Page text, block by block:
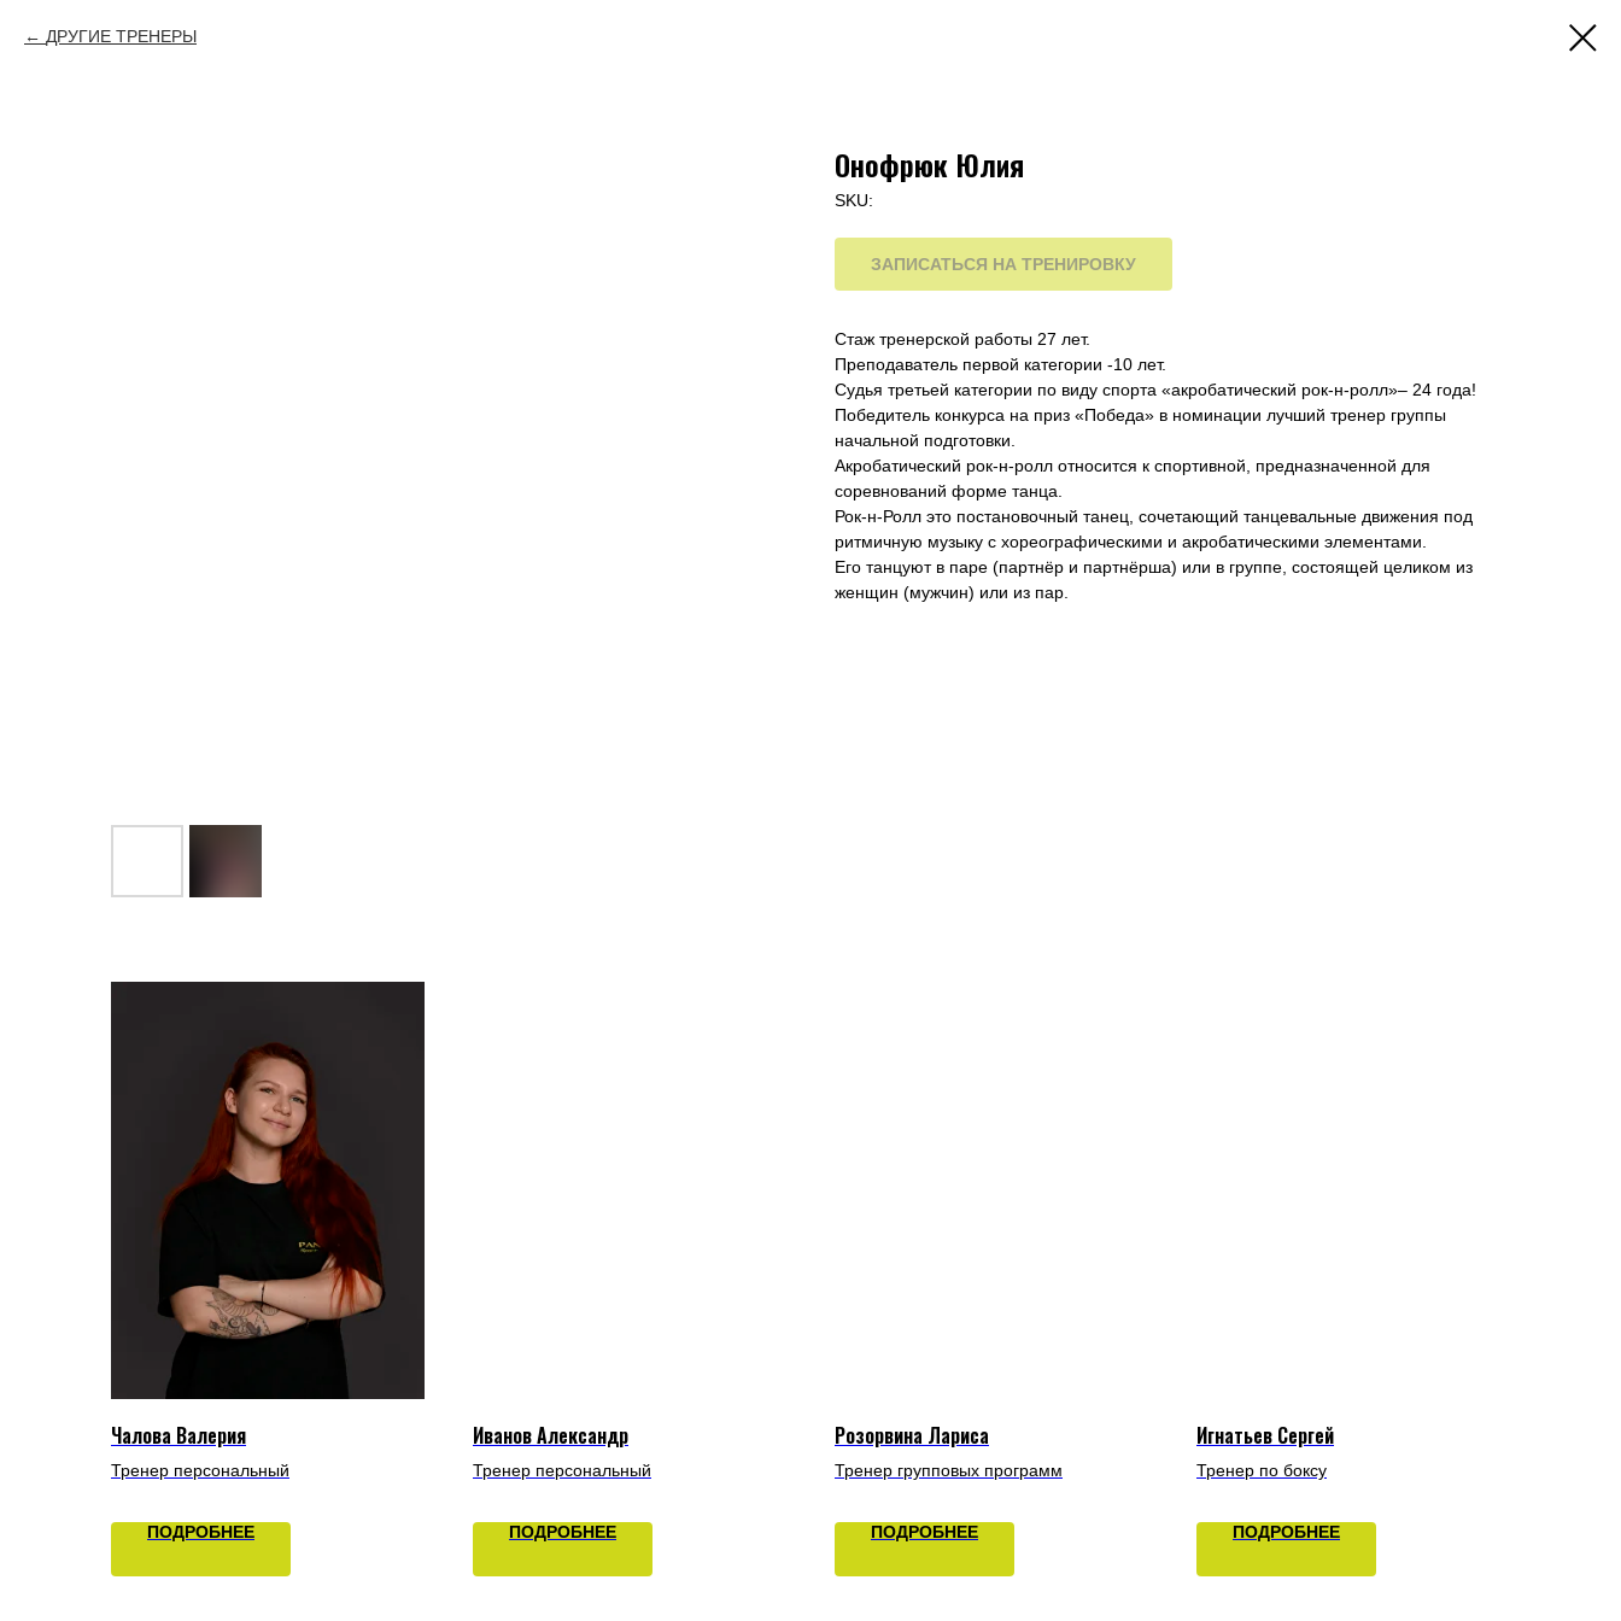
ДРУГИЕ ТРЕНЕРЫ
Онофрюк Юлия
SKU:
ЗАПИСАТЬСЯ НА ТРЕНИРОВКУ
Стаж тренерской работы 27 лет.
Преподаватель первой категории -10 лет.
Судья третьей категории по виду спорта «акробатический рок-н-ролл»– 24 года!
Победитель конкурса на приз «Победа» в номинации лучший тренер группы
начальной подготовки.
Акробатический рок-н-ролл относится к спортивной, предназначенной для
соревнований форме танца.
Рок-н-Ролл это постановочный танец, сочетающий танцевальные движения под
ритмичную музыку с хореографическими и акробатическими элементами.
Его танцуют в паре (партнёр и партнёрша) или в группе, состоящей целиком из
женщин (мужчин) или из пар.
Чалова Валерия
Тренер персональный
ПОДРОБНЕЕ
Иванов Александр
Тренер персональный
ПОДРОБНЕЕ
Розорвина Лариса
Тренер групповых программ
ПОДРОБНЕЕ
Игнатьев Сергей
Тренер по боксу
ПОДРОБНЕЕ